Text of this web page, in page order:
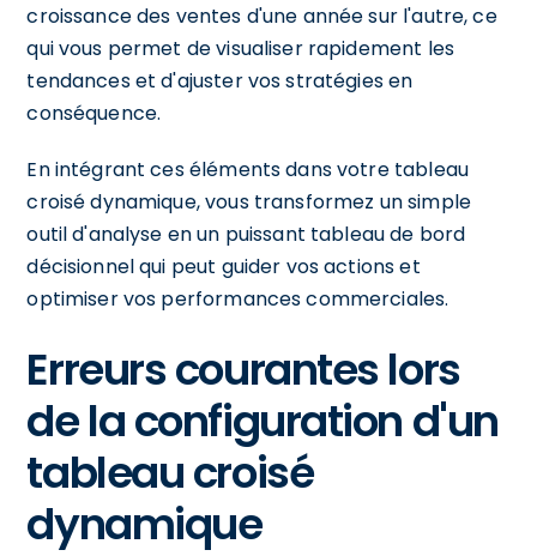
croissance des ventes d'une année sur l'autre, ce
qui vous permet de visualiser rapidement les
tendances et d'ajuster vos stratégies en
conséquence.
En intégrant ces éléments dans votre tableau
croisé dynamique, vous transformez un simple
outil d'analyse en un puissant tableau de bord
décisionnel qui peut guider vos actions et
optimiser vos performances commerciales.
Erreurs courantes lors
de la configuration d'un
tableau croisé
dynamique